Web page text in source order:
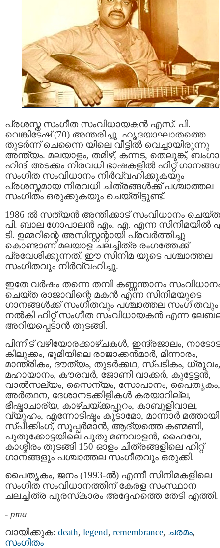
പ്രശസ്ത സംഗീത സംവിധായകന്‍ എസ്. പി.
വെങ്കിടേഷ് (70) അന്തരിച്ചു. ഹൃദയാഘാതത്തെ
തുടർന്ന് ചെന്നൈ യിലെ വീട്ടിൽ വെച്ചായിരുന്നു
അന്ത്യം. മലയാളം, തമിഴ്, കന്നട, തെലുങ്ക്,
ഹിന്ദി അടക്കം നിരവധി ഭാഷകളിൽ ഹിറ്റ്
സംഗീത സംവിധാനം നിർവ്വഹിക്കുകയും
പ്രശസ്തമായ നിരവധി ചിത്രങ്ങൾക്ക്‌ പശ്ചാത്തല
സംഗീതം ഒരുക്കുകയും ചെയ്തിട്ടുണ്ട്.
1986 ൽ സത്യന്‍ അന്തിക്കാട് സംവിധാനം ചെയ്ത
പി. ബാല ഗോപാലന്‍ എം. എ. എന്ന സിനിമയില്‍
ടി. ഉമ്മറിന്റെ അസിസ്റ്റന്റായി പ്രവർത്തിച്ചു
കൊണ്ടാണ് മലയാള ചലച്ചിത്ര രംഗത്തേക്ക്
പ്രവേശിക്കുന്നത്. ഈ സിനിമ യുടെ പശ്ചാത്തല
സംഗീതവും നിർവ്വഹിച്ചു.
ഇതേ വർഷം തന്നെ തമ്പി കണ്ണന്താനം
ചെയ്ത രാജാവിന്റെ മകൻ എന്ന സിനിമയുടെ
ഗാനങ്ങൾക്ക് സംഗീതവും പശ്ചാത്തല സംഗീതവും
നൽകി ഹിറ്റ് സംഗീത സംവിധായകൻ എന്ന
അറിയപ്പെടാൻ തുടങ്ങി.
പിന്നീട് വഴിയോരക്കാഴ്ചകൾ, ഇന്ദ്രജാലം,
കിലുക്കം, ഭൂമിയിലെ രാജാക്കൻമാർ, മിന്നാരം,
മാന്ത്രികം, ദൗത്യം, തുടർക്കഥ, സ്പടികം, ധ്രുവം,
മഹായാനം, കൗരവർ, ജോണി വാക്കർ, കുട്ടേട്ടന്‍,
വാല്‍സല്യം, സൈന്യം, സോപാനം, പൈതൃകം,
അർത്ഥന, ദേശാനടക്കിളികൾ കരയാറില്ല,
ഭീഷ്മാചാര്യ, കാഴ്ചയ്ക്കപ്പുറം, കാബൂളിവാല,
വ്യൂഹം, എന്നോടിഷ്ടം കൂടാമോ, മാന്നാര്‍ മത്തായി
സ്പീക്കിംഗ്, സൂപ്പർമാൻ, ആദ്യത്തെ കണ്മണി,
പുതുക്കോട്ടയിലെ പുതു മണവാളൻ, ഹൈവേ,
കാശ്മീരം തുടങ്ങി 150 ഓളം ചിത്രങ്ങളിലെ ഹിറ്റ്
ഗാനങ്ങളും പശ്ചാത്തല സംഗീതവും ഒരുക്കി.
പൈതൃകം, ജനം (1993-ൽ) എന്നീ സിനിമകളിലെ
സംഗീത സംവിധാനത്തിന് കേരള സംസ്ഥാന
ചലച്ചിത്ര പുരസ്‌കാരം അദ്ദേഹത്തെ തേടി എത്തി.
- pma
വായിക്കുക: death, legend, remembrance, ചരമം,
സംഗീതം